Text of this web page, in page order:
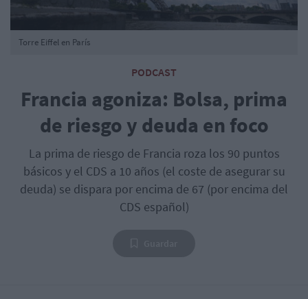
PODCAST
Francia agoniza: Bolsa, prima
de riesgo y deuda en foco
La prima de riesgo de Francia roza los 90 puntos
básicos y el CDS a 10 años (el coste de asegurar su
deuda) se dispara por encima de 67 (por encima del
CDS español)
Torre Eiffel en París